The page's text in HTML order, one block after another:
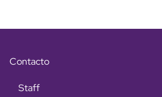
Contacto
Staff